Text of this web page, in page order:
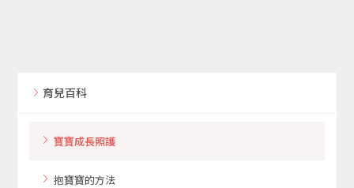
育兒百科
寶寶成長照護
抱寶寶的方法